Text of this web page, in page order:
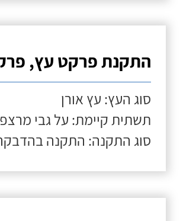
התקנת פרקט עץ,
סוג העץ: עץ אורן
תשתית קיימת: על גבי
סוג התקנה: התקנה